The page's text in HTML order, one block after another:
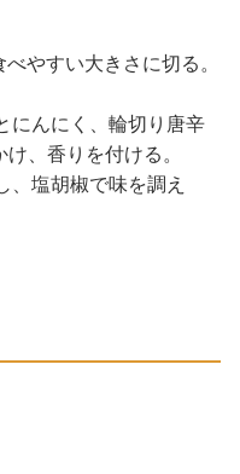
やすい大きさに切る。
にんにく、輪切り唐辛
、香りを付ける。
、塩胡椒で味を調え